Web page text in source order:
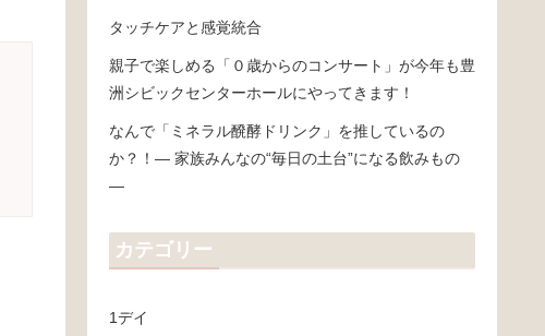
タッチケアと感覚統合
親子で楽しめる「０歳からのコンサート」が今年も豊
洲シビックセンターホールにやってきます！
なんで「ミネラル醗酵ドリンク」を推しているの
か？！― 家族みんなの“毎日の土台”になる飲みもの
―
カテゴリー
1デイ